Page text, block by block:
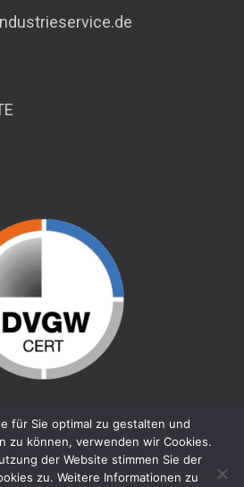
für Sie optimal zu gestalten und
zu können, verwenden wir Cookies.
der Website stimmen Sie der
zu. Weitere Informationen zu